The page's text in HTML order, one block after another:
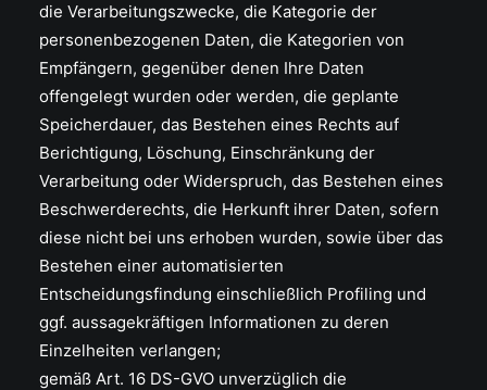
die Verarbeitungszwecke, die Kategorie der
personenbezogenen Daten, die Kategorien von
Empfängern, gegenüber denen Ihre Daten
offengelegt wurden oder werden, die geplante
Speicherdauer, das Bestehen eines Rechts auf
Berichtigung, Löschung, Einschränkung der
Verarbeitung oder Widerspruch, das Bestehen eines
Beschwerderechts, die Herkunft ihrer Daten, sofern
diese nicht bei uns erhoben wurden, sowie über das
Bestehen einer automatisierten
Entscheidungsfindung einschließlich Profiling und
ggf. aussagekräftigen Informationen zu deren
Einzelheiten verlangen;
gemäß Art. 16 DS-GVO unverzüglich die